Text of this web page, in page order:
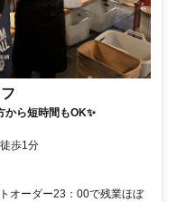
から短時間もOK✨
歩1分
オーダー23：00で残業ほぼ